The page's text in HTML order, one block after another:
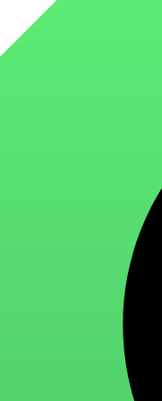
запахов
тканями
изделий
чистящие средства
средства